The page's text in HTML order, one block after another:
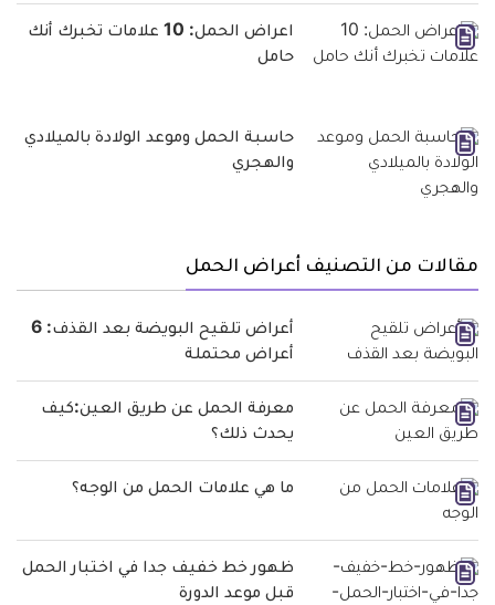
اعراض الحمل: 10 علامات تخبرك أنك
حامل
حاسبة الحمل وموعد الولادة بالميلادي
والهجري
مقالات من التصنيف أعراض الحمل
أعراض تلقيح البويضة بعد القذف: 6
أعراض محتملة
معرفة الحمل عن طريق العين:كيف
يحدث ذلك؟
ما هي علامات الحمل من الوجه؟
ظهور خط خفيف جدا في اختبار الحمل
قبل موعد الدورة